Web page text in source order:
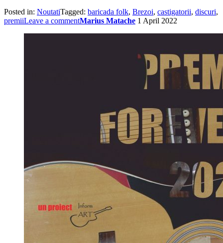
Posted in: NoutatiTagged: baricada folk, Brezoi, castigatorii, discuri,
premiiLeave a commentMarius Matache 1 April 2022